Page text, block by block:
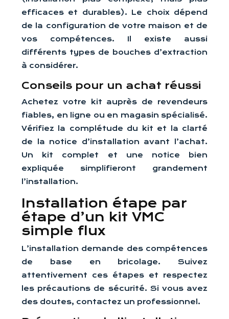
efficaces et durables). Le choix dépend
de la configuration de votre maison et de
vos compétences. Il existe aussi
différents types de bouches d’extraction
à considérer.
Conseils pour un achat réussi
Achetez votre kit auprès de revendeurs
fiables, en ligne ou en magasin spécialisé.
Vérifiez la complétude du kit et la clarté
de la notice d’installation avant l’achat.
Un kit complet et une notice bien
expliquée simplifieront grandement
l’installation.
Installation étape par
étape d’un kit VMC
simple flux
L’installation demande des compétences
de base en bricolage. Suivez
attentivement ces étapes et respectez
les précautions de sécurité. Si vous avez
des doutes, contactez un professionnel.